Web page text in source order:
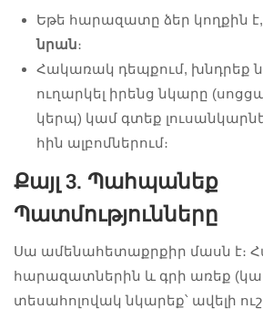
Եթե հարազատը ձեր կողքին է,
նրան։
Հակառակ դեպքում, խնդրեք
ուղարկել իրենց նկարը
կերպ) կամ գտեք
հին ալբոմներում։
Քայլ 3. Պահպանեք
Պատմությունները
Սա ամենահետաքրքիր մասն է։
հարազատներին և գրի առեք
տեսահոլովակ նկարեք՝ ավելի ուշ